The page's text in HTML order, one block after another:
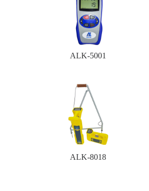
ALK-5001
ALK-8018